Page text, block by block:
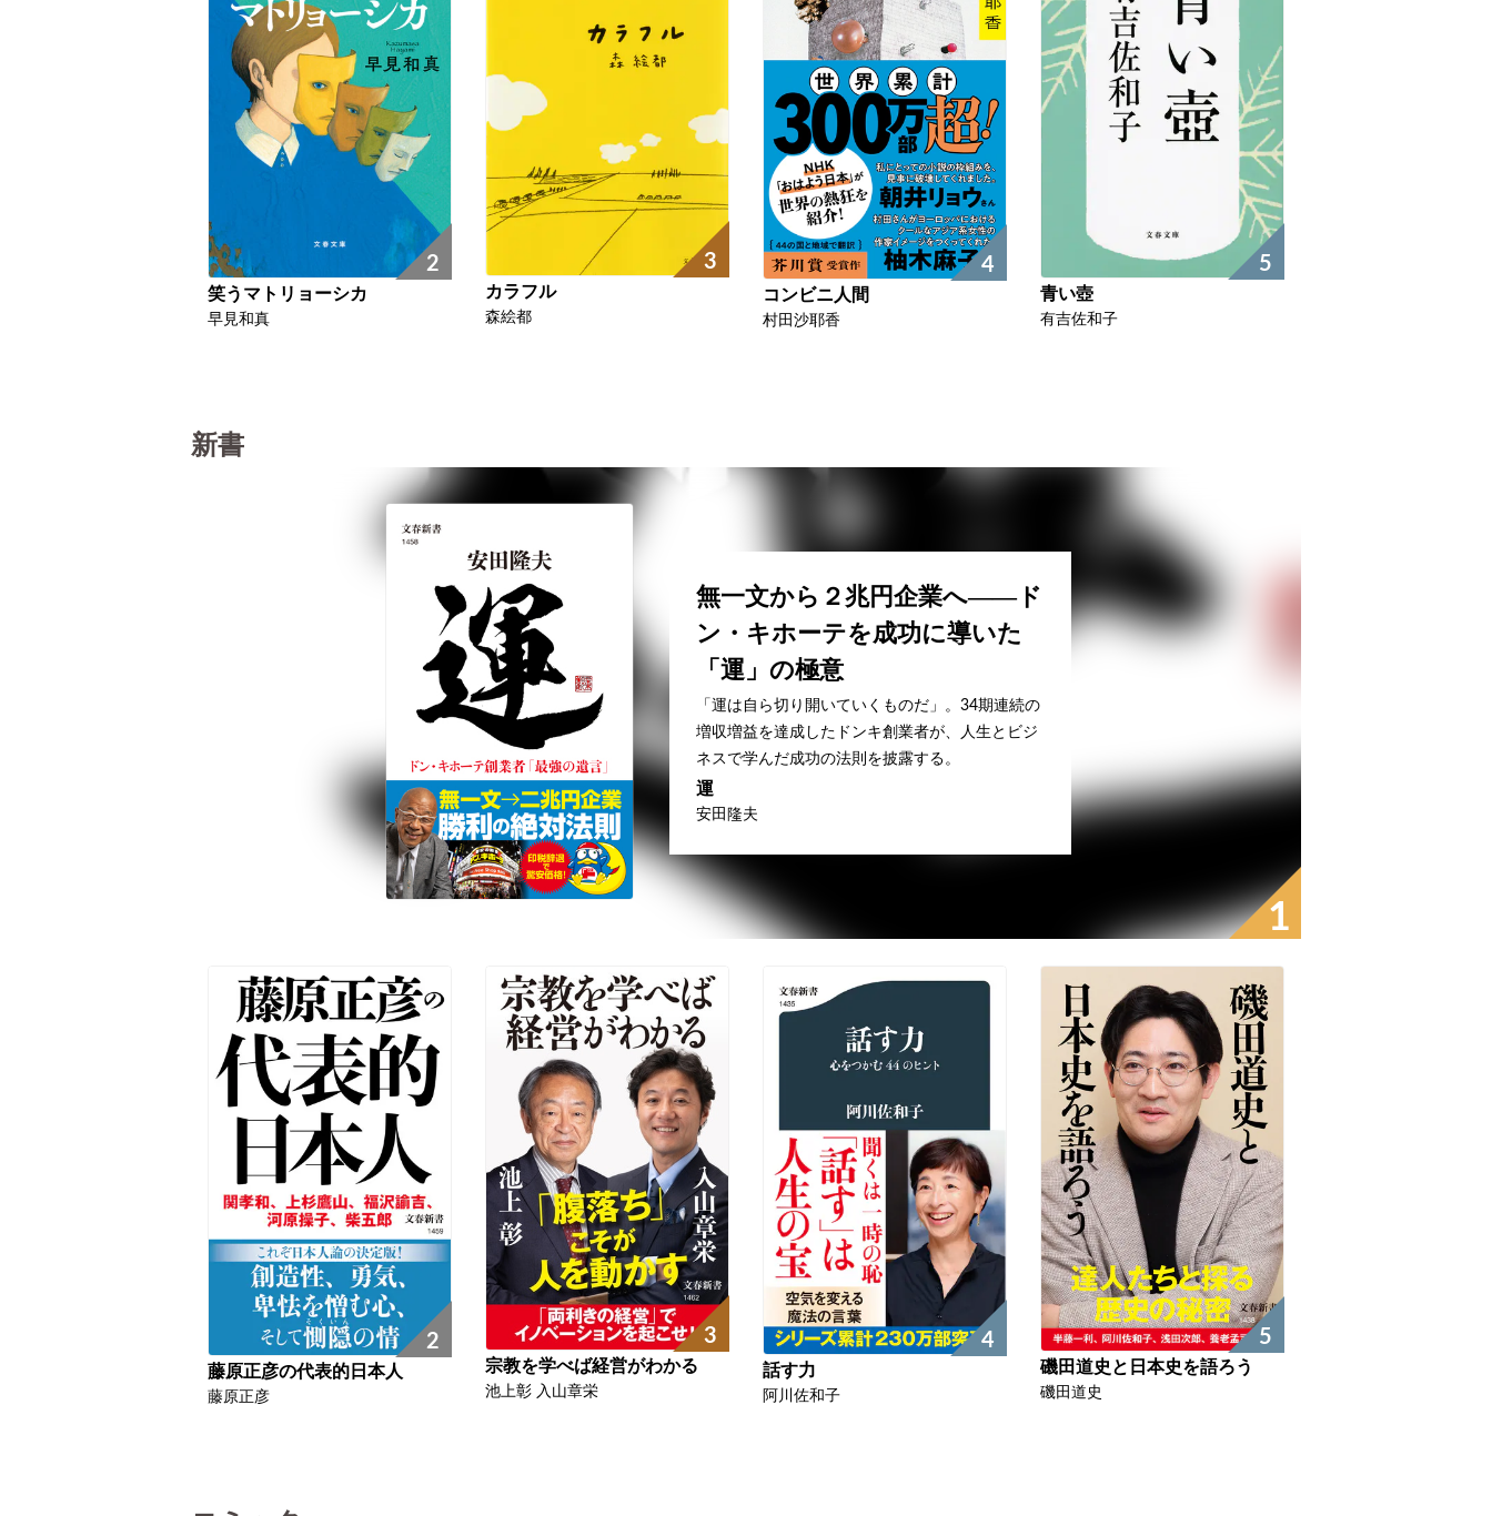
2
笑うマトリョーシカ
早見和真
3
カラフル
森絵都
4
コンビニ人間
村田沙耶香
5
青い壺
有吉佐和子
新書
1
無一文から２兆円企業へ――ド
ン・キホーテを成功に導いた
「運」の極意
「運は自ら切り開いていくものだ」。34期連続の
増収増益を達成したドンキ創業者が、人生とビジ
ネスで学んだ成功の法則を披露する。
運
安田隆夫
2
藤原正彦の代表的日本人
藤原正彦
3
宗教を学べば経営がわかる
池上彰 入山章栄
4
話す力
阿川佐和子
5
磯田道史と日本史を語ろう
磯田道史